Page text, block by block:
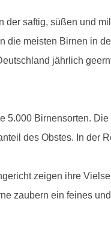
saftig, süßen und
die meisten Birnen in
jährlich
Birnensorten.
des Obstes. In der
zeigen ihre
zaubern ein feines